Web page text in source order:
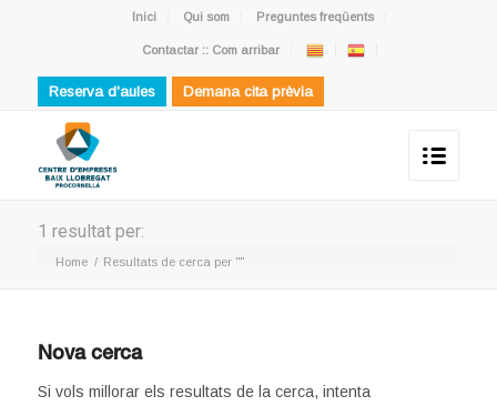
Inici Qui som Preguntes freqüents
Contactar :: Com arribar
Reserva d'aules Demana cita prèvia
1 resultat per:
Home / Resultats de cerca per ""
Nova cerca
Si vols millorar els resultats de la cerca, intenta